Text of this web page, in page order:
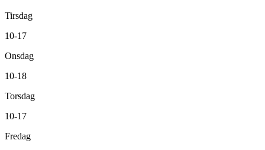
Tirsdag
10-17
Onsdag
10-18
Torsdag
10-17
Fredag